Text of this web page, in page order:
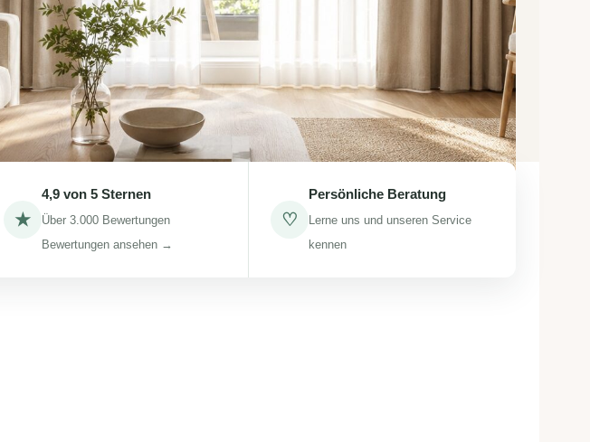
★
4,9 von 5 Sternen
Über 3.000 Bewertungen
Bewertungen ansehen →
♡
Persönliche Beratung
Lerne uns und unseren Service
kennen